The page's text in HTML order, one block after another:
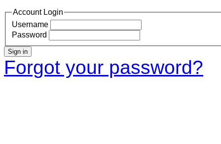
Account Login
Username
Password
Sign in
Forgot your password?